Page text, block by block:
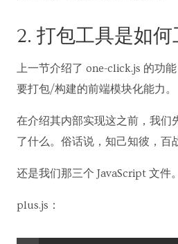
2. 打包工具是如何
上一节介绍了 one-click.js 的功
要打包/构建的前端模块化能力。
在介绍其内部实现这之前，我们
了什么。俗话说，知己知彼，百
还是我们那三个 JavaScript 文件。
plus.js：